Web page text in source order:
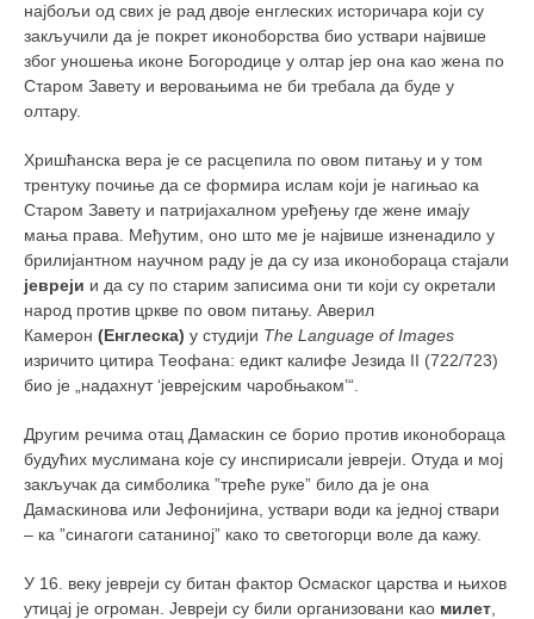
најбољи од свих је рад двоје енглеских историчара који су
закључили да је покрет иконоборства био уствари највише
због уношења иконе Богородице у олтар јер она као жена по
Старом Завету и веровањима не би требала да буде у
олтару.
Хришћанска вера је се расцепила по овом питању и у том
трентуку почиње да се формира ислам који је нагињао ка
Старом Завету и патријахалном уређењу где жене имају
мања права. Међутим, оно што ме је највише изненадило у
брилијантном научном раду је да су иза иконобораца стајали
јевреји и да су по старим записима они ти који су окретали
народ против цркве по овом питању. Аверил
Камерон (Енглеска) у студији The Language of Images
изричито цитира Теофана: едикт калифе Језида II (722/723)
био је „надахнут ‘јеврејским чаробњаком’“.
Другим речима отац Дамаскин се борио против иконобораца
будућих муслимана које су инспирисали јевреји. Отуда и мој
закључак да симболика ”треће руке” било да је она
Дамаскинова или Јефонијина, уствари води ка једној ствари
– ка ”синагоги сатаниној” како то светогорци воле да кажу.
У 16. веку јевреји су битан фактор Осмаског царства и њихов
утицај је огроман. Јевреји су били организовани као милет